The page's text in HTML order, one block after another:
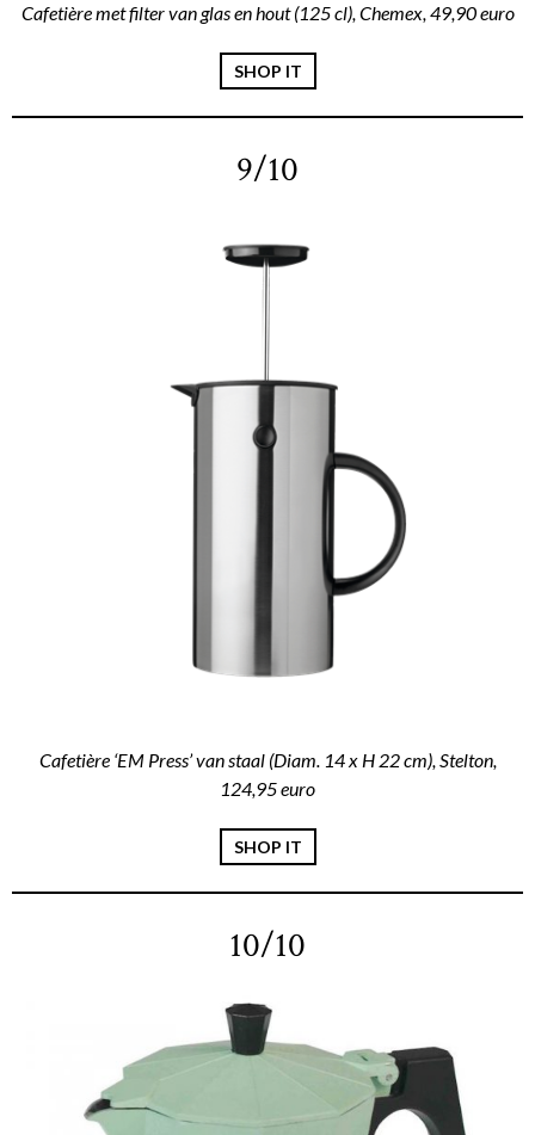
Cafetière met filter van glas en hout (125 cl), Chemex, 49,90 euro
SHOP IT
9/10
Cafetière ‘EM Press’ van staal (Diam. 14 x H 22 cm), Stelton,
124,95 euro
SHOP IT
10/10